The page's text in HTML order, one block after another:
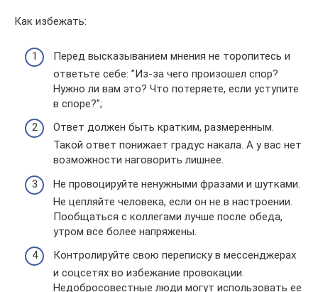
Как избежать:
Перед высказыванием мнения не торопитесь и
ответьте себе: ”Из-за чего произошел спор?
Нужно ли вам это? Что потеряете, если уступите
в споре?”;
Ответ должен быть кратким, размеренным.
Такой ответ понижает градус накала. А у вас нет
возможности наговорить лишнее.
Не провоцируйте ненужными фразами и шутками.
Не цепляйте человека, если он не в настроении.
Пообщаться с коллегами лучше после обеда,
утром все более напряжены.
Контролируйте свою переписку в мессенджерах
и соцсетях во избежание провокации.
Недобросовестные люди могут использовать ее